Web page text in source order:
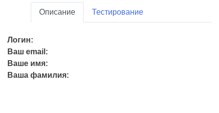
Описание Тестирование
Логин:
Ваш email:
Ваше имя:
Ваша фамилия: